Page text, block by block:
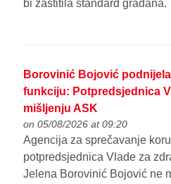
bi zaštitila standard građana.
Borovinić Bojović
funkciju: Potpredsjednica
mišljenju ASK
on 05/08/2026 at 09:20
Agencija za sprečavanje
potpredsjednica Vlade za
Jelena Borovinić Bojović ne